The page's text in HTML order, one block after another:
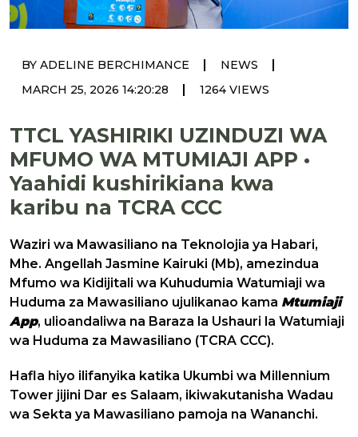
BY ADELINE BERCHIMANCE | NEWS |
MARCH 25, 2026 14:20:28 | 1264 VIEWS
TTCL YASHIRIKI UZINDUZI WA
MFUMO WA MTUMIAJI APP •
Yaahidi kushirikiana kwa
karibu na TCRA CCC
Waziri wa Mawasiliano na Teknolojia ya Habari,
Mhe. Angellah Jasmine Kairuki (Mb), amezindua
Mfumo wa Kidijitali wa Kuhudumia Watumiaji wa
Huduma za Mawasiliano ujulikanao kama Mtumiaji
App, ulioandaliwa na Baraza la Ushauri la Watumiaji
wa Huduma za Mawasiliano (TCRA CCC).
Hafla hiyo ilifanyika katika Ukumbi wa Millennium
Tower jijini Dar es Salaam, ikiwakutanisha Wadau
wa Sekta ya Mawasiliano pamoja na Wananchi.